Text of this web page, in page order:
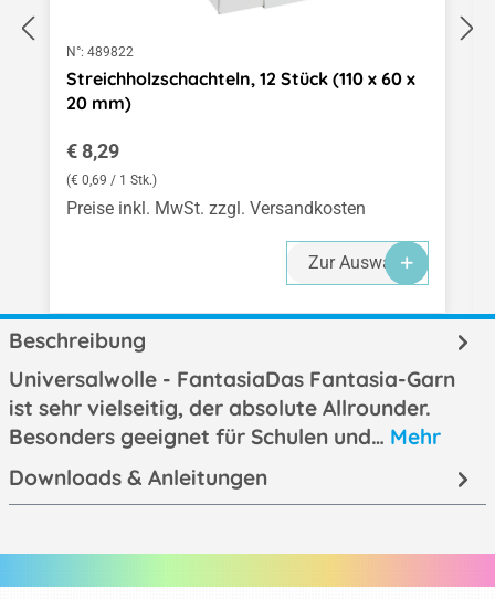
N°: 489822
Streichholzschachteln, 12 Stück (110 x 60 x
20 mm)
Regulärer Preis:
€ 8,29
(€ 0,69 / 1 Stk.)
Preise inkl. MwSt. zzgl. Versandkosten
Zur Auswahl
Beschreibung
Universalwolle - FantasiaDas Fantasia-Garn
ist sehr vielseitig, der absolute Allrounder.
Besonders geeignet für Schulen und… Mehr
Downloads & Anleitungen